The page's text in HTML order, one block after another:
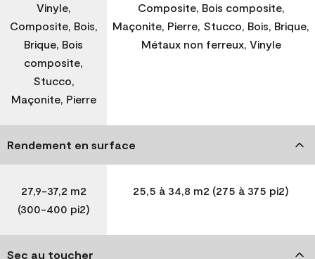
Vinyle,
Composite, Bois,
Brique, Bois
composite,
Stucco,
Maçonite, Pierre
Composite, Bois composite,
Maçonite, Pierre, Stucco, Bois, Brique,
Métaux non ferreux, Vinyle
Rendement en surface
27,9-37,2 m2
(300-400 pi2)
25,5 à 34,8 m2 (275 à 375 pi2)
Sec au toucher